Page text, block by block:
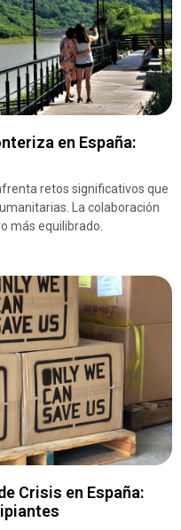
en España:
retos significativos que
La colaboración
más equilibrado.
Crisis en España: